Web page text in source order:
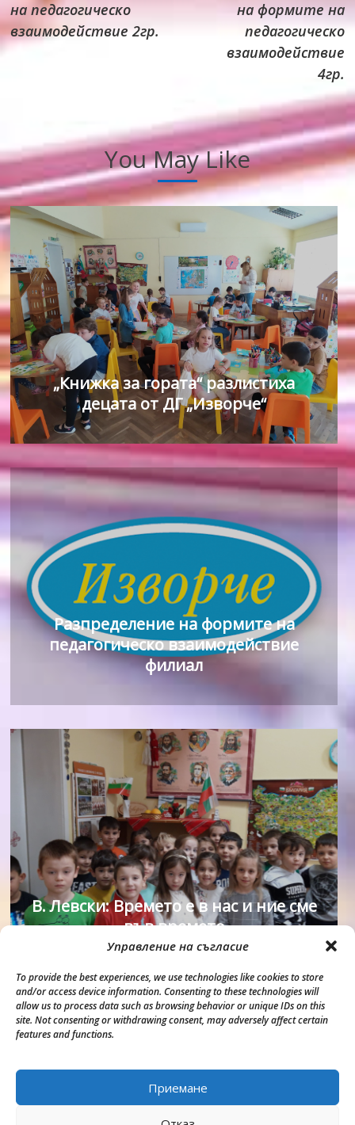
Управление на съгласие
To provide the best experiences, we use technologies like cookies to store
and/or access device information. Consenting to these technologies will
allow us to process data such as browsing behavior or unique IDs on this
site. Not consenting or withdrawing consent, may adversely affect certain
features and functions.
Приемане
articles
на педагогическо
взаимодействие 2гр.
на формите на
педагогическо
взаимодействие
4гр.
You May Like
„Книжка за гората“ разлистиха
децата от ДГ „Изворче“
Разпределение на формите на
педагогическо взаимодействие
филиал
В. Левски: Времето е в нас и ние сме
във времето
copyright 2020. All Rights Reserved.
WordPress|Theme: Matina byMystery Themes.